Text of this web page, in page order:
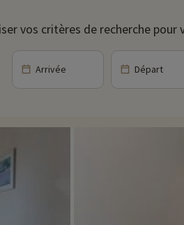
à tarif préférentiel
vos critères de recherche
Arrivée Départ